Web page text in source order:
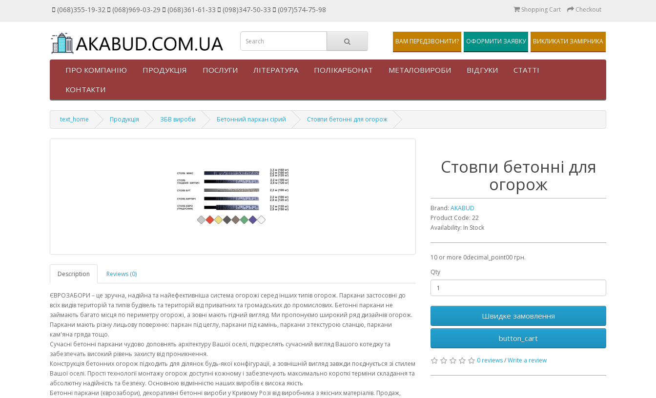
(068)355-19-32 (068)969-03-29 (068)361-61-33 (098)347-50-33 (097)574-75-98 Shopping Cart Checkout
ВАМ ПЕРЕДЗВОНИТИ? ОФОРМИТИ ЗАЯВКУ ВИКЛИКАТИ ЗАМІРНИКА
ПРО КОМПАНІЮ ПРОДУКЦІЯ ПОСЛУГИ ЛІТЕРАТУРА ПОЛІКАРБОНАТ МЕТАЛОВИРОБИ ВІДГУКИ
СТАТТІ
КОНТАКТИ
text_home Продукція ЗБВ вироби Бетонний паркан сірий Стовпи бетонні для огорож
Description Reviews (0)
ЄВРОЗАБОРИ – це зручна, надійна та найефективніша система огорожі серед інших типів огорож. Паркани застосовні до
всіх видів територій та типів будівель та територій від приватних та громадських до промислових. Бетонні паркани не
займають багато місця по периметру огорожі, а зовні мають гідний вигляд. Ми пропонуємо широкий ряд дизайнів огорож.
Паркани мають різну лицьову поверхню: паркан під цеглу, паркани під камінь, паркани з текстурою сланцю, паркани
кам'яна гряда тощо.
Сучасні бетонні паркани чудово доповнять архітектуру Вашої оселі, підкреслять сучасний вигляд Вашого котеджу та
забезпечать високий рівень захисту від проникнення.
Конструкція бетонних огорож підходить для ділянок будь-якої конфігурації, а зовнішній вигляд завжди поєднується зі стилем
Вашої оселі. Прості технології монтажу огорож доступні кожному і забезпечують максимально короткі терміни складання та
абсолютну надійність та безпеку. Основною відмінністю наших виробів є висока якість
Бетонні паркани (єврозабори), декоративні бетонні вироби у Кривому Розі від виробника з якісних матеріалів. Продаж,
Стовпи бетонні для
огорож
Brand: AKABUD
Product Code: 22
Availability: In Stock
10 or more 0decimal_point00 грн.
Qty
Швидке замовлення
button_cart
0 reviews/Write a review